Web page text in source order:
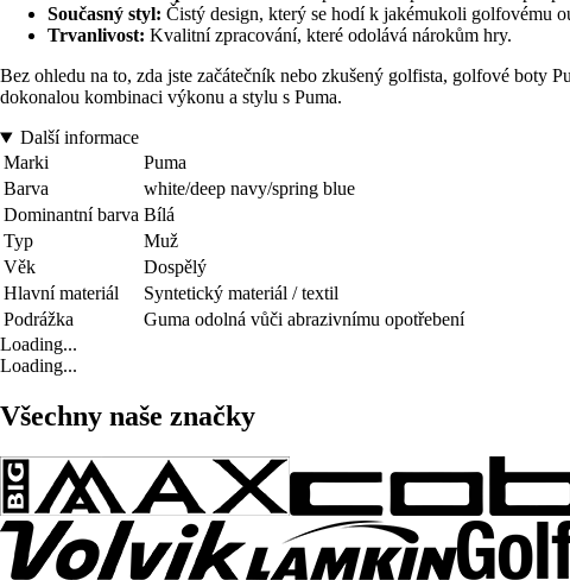
Současný styl: Čistý design, který se hodí k jakémukoli golfovému
Trvanlivost: Kvalitní zpracování, které odolává nárokům hry.
Bez ohledu na to, zda jste začátečník nebo zkušený golfista, golfové boty
dokonalou kombinaci výkonu a stylu s Puma.
Další informace
Marki
Puma
Barva
white/deep navy/spring blue
Dominantní barva Bílá
Typ
Muž
Věk
Dospělý
Hlavní materiál
Syntetický materiál / textil
Podrážka
Guma odolná vůči abrazivnímu opotřebení
Loading...
Loading...
Všechny naše značky